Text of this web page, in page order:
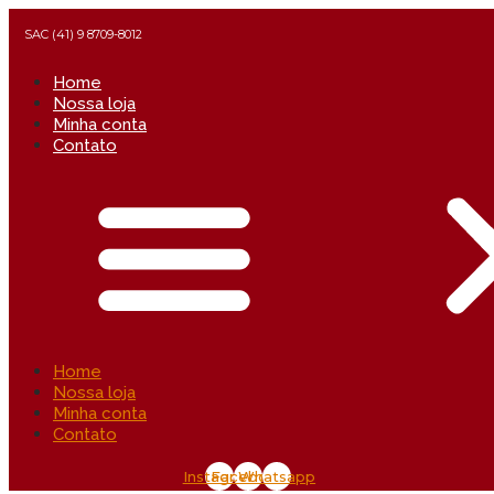
SAC (41) 9 8709-8012
Home
Nossa loja
Minha conta
Contato
Home
Nossa loja
Minha conta
Contato
Instagram
Facebook
Whatsapp